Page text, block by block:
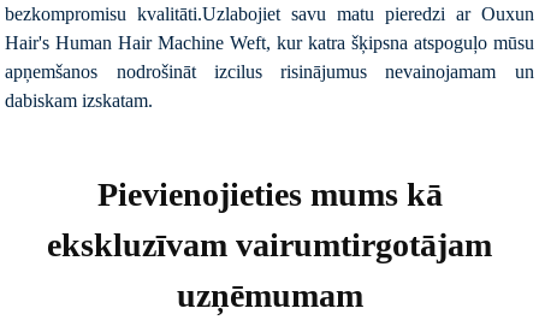
bezkompromisu kvalitāti.Uzlabojiet savu matu pieredzi ar Ouxun
Hair's Human Hair Machine Weft, kur katra šķipsna atspoguļo mūsu
apņemšanos nodrošināt izcilus risinājumus nevainojamam un
dabiskam izskatam.
Pievienojieties mums kā
ekskluzīvam vairumtirgotājam
uzņēmumam